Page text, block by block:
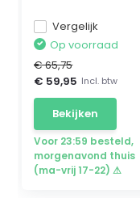
Vergelijk
Op voorraad
€ 65,75
€ 59,95 Incl. btw
Bekijken
Voor 23:59 besteld,
morgenavond thuis
(ma-vrij 17-22) ⚠